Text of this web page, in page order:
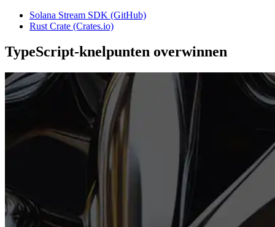
Solana Stream SDK (GitHub)
Rust Crate (Crates.io)
TypeScript-knelpunten overwinnen